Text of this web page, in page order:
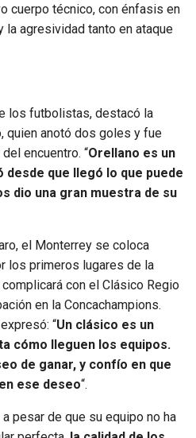
cuerpo técnico, con énfasis en
la agresividad tanto en ataque
los futbolistas, destacó la
quien anotó dos goles y fue
encuentro. “Orellano es un
desde que llegó lo que puede
dio una gran muestra de su
el Monterrey se coloca
los primeros lugares de la
con el Clásico Regio
en la Concachampions.
“Un clásico es un
cómo lleguen los equipos.
de ganar, y confío en que
ese deseo“.
pesar de que su equipo no ha